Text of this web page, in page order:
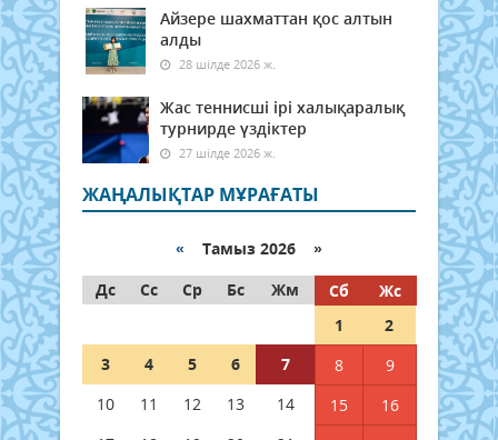
Айзере шахматтан қос алтын
алды
28 шілде 2026 ж.
Жас теннисші ірі халықаралық
турнирде үздіктер
27 шілде 2026 ж.
ЖАҢАЛЫҚТАР МҰРАҒАТЫ
« Тамыз 2026 »
Дс
Сс Ср Бс Жм Сб
Жс
1
2
3
4 5 6 7 8
9
10
11 12 13 14 15
16